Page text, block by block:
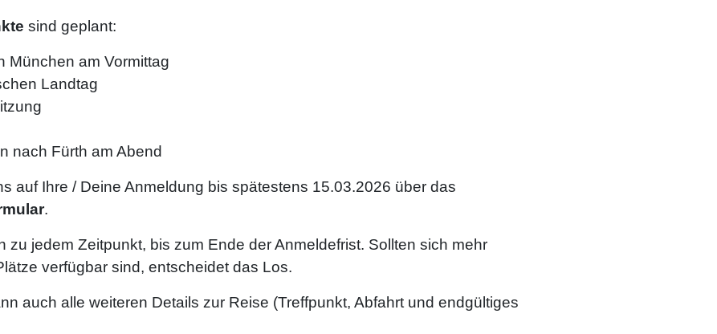
sind geplant:
München am Vormittag
Landtag
nach Fürth am Abend
auf Ihre / Deine Anmeldung bis spätestens 15.03.2026 über das
.
zu jedem Zeitpunkt, bis zum Ende der Anmeldefrist. Sollten sich mehr
verfügbar sind, entscheidet das Los.
auch alle weiteren Details zur Reise (Treffpunkt, Abfahrt und endgültiges